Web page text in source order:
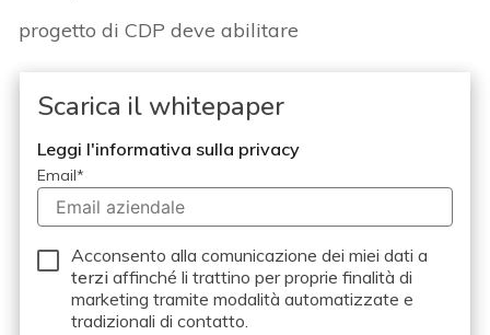
progetto di CDP deve abilitare
Scarica il whitepaper
Leggi l'informativa sulla privacy
Email*
Acconsento alla comunicazione dei miei dati a
terzi affinché li trattino per proprie finalità di
marketing tramite modalità automatizzate e
tradizionali di contatto.